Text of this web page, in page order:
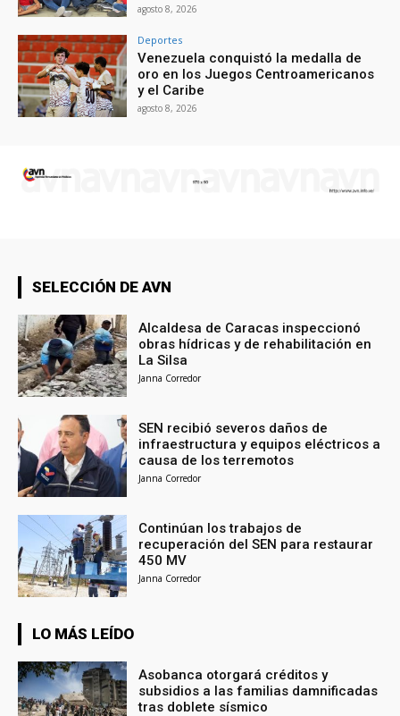
agosto 8, 2026
Deportes
Venezuela conquistó la medalla de
oro en los Juegos Centroamericanos
y el Caribe
agosto 8, 2026
SELECCIÓN DE AVN
Alcaldesa de Caracas inspeccionó
obras hídricas y de rehabilitación en
La Silsa
Janna Corredor
SEN recibió severos daños de
infraestructura y equipos eléctricos a
causa de los terremotos
Janna Corredor
Continúan los trabajos de
recuperación del SEN para restaurar
450 MV
Janna Corredor
LO MÁS LEÍDO
Asobanca otorgará créditos y
subsidios a las familias damnificadas
tras doblete sísmico